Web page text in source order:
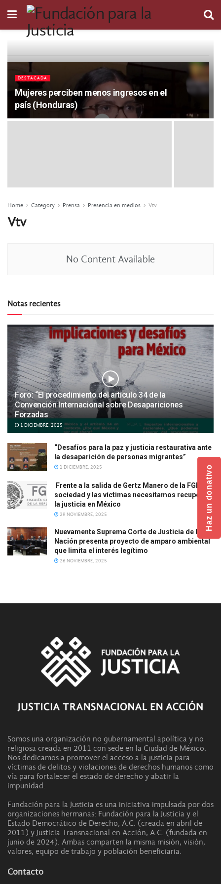
DESTACADA
Mujeres perciben menos ingresos en el
país (Honduras)
Home Category Prensa Presencia en medios Vtv
Vtv
No Content Available
Notas recientes
Foro: “El procedimiento del artículo 34 de la
Convención Internacional sobre Desapariciones
Forzadas
1 DICIEMBRE, 2025
“Desafíos para la paz y justicia restaurativa ante
la desaparición de personas migrantes”
1 DICIEMBRE, 2025
Frente a la salida de Gertz Manero de la FGR, la
sociedad y las víctimas necesitamos recuperar
la justicia en México
29 NOVIEMBRE, 2025
Nuevamente Suprema Corte de Justicia de la
Nación presenta proyecto de amparo ambiental
que limita el interés legítimo
26 NOVIEMBRE, 2025
Somos una organización no gubernamental apolítica y no
religiosa creada en 2011 con sede en la Ciudad de México.
Nos dedicamos a promover el acceso a la justicia para
víctimas de delitos y violaciones de derechos humanos como
vía para fortalecer el estado de derecho y abatir la
impunidad.
Fundación para la Justicia es una iniciativa impulsada por dos
organizaciones hermanas: Fundación para la Justicia y el
Estado Democrático de Derecho, A.C. (creada en abril de
2011) y Justicia Transnacional en Acción, A.C. (fundada en
junio de 2024). Ambas comparten la misma misión, visión,
valores, equipo de trabajo y población beneficiaria.
Contacto
Haz un donativo